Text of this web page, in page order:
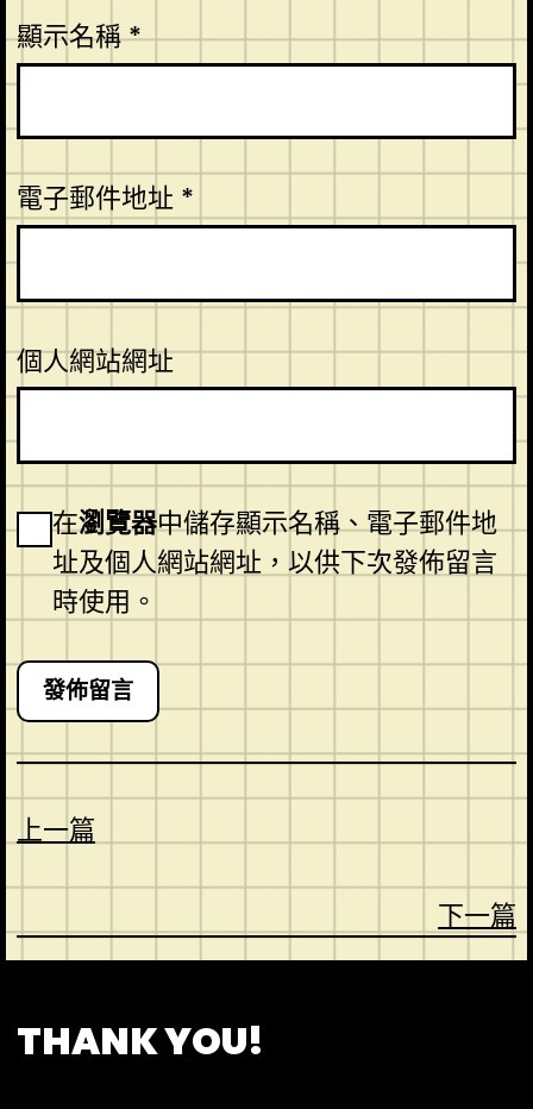
顯示名稱*
電子郵件地址 *
個人網站網址
在瀏覽器中儲存顯示名稱、電子郵件地
址及個人網站網址，以供下次發佈留言
時使用。
上一篇
下一篇
THANK YOU!